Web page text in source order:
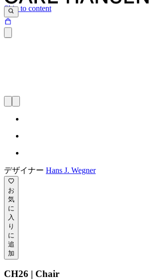
Skip to content
デザイナー Hans J. Wegner
お
気
に
入
り
に
追
加
CH26 | Chair